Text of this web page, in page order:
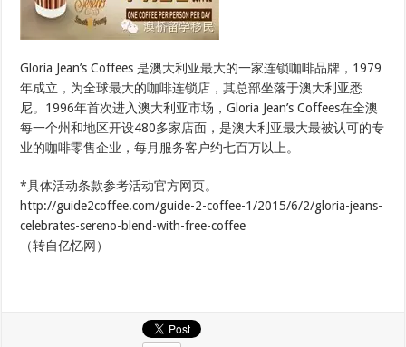
Gloria Jean’s Coffees 是澳大利亚最大的一家连锁咖啡品牌，1979
年成立，为全球最大的咖啡连锁店，其总部坐落于澳大利亚悉
尼。1996年首次进入澳大利亚市场，Gloria Jean’s Coffees在全澳
每一个州和地区开设480多家店面，是澳大利亚最大最被认可的专
业的咖啡零售企业，每月服务客户约七百万以上。
*具体活动条款参考活动官方网页。
http://guide2coffee.com/guide-2-coffee-1/2015/6/2/gloria-jeans-
celebrates-sereno-blend-with-free-coffee
（转自亿忆网）